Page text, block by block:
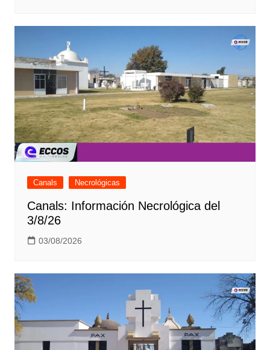
Canals Necrológicas
Canals: Información Necrológica del
3/8/26
03/08/2026